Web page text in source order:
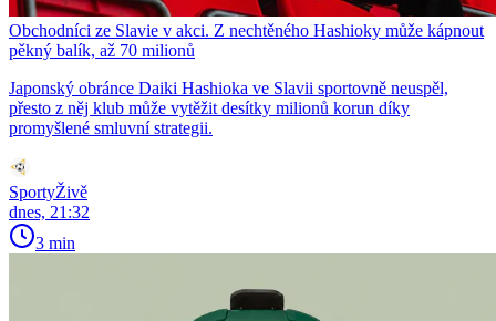
Obchodníci ze Slavie v akci. Z nechtěného Hashioky může kápnout
pěkný balík, až 70 milionů
Japonský obránce Daiki Hashioka ve Slavii sportovně neuspěl,
přesto z něj klub může vytěžit desítky milionů korun díky
promyšlené smluvní strategii.
SportyŽivě
dnes, 21:32
3 min